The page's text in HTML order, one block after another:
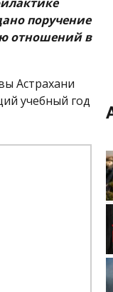
поручение
отношений в
Астрахани
учебный год